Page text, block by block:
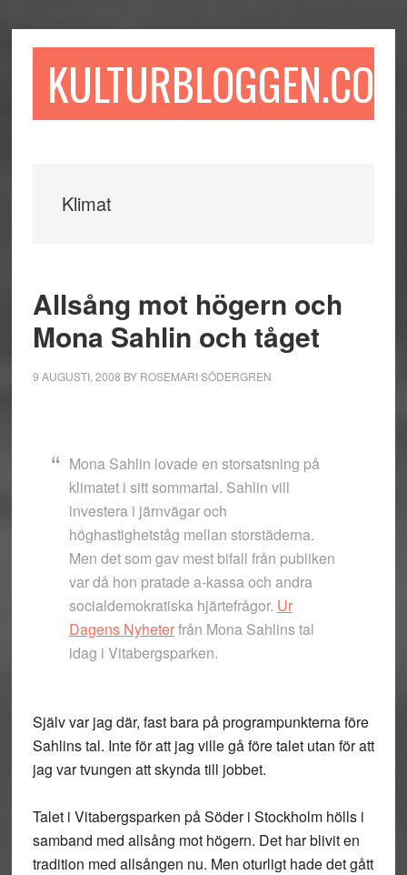
till
till
sidofältet
till
KULTURBLOGGEN.COM
Klimat
Allsång mot högern och
Mona Sahlin och tåget
9 AUGUSTI, 2008 BY ROSEMARI SÖDERGREN
Mona Sahlin lovade en storsatsning på
klimatet i sitt sommartal. Sahlin vill
investera i järnvägar och
höghastighetståg mellan storstäderna.
Men det som gav mest bifall från publiken
var då hon pratade a-kassa och andra
socialdemokratiska hjärtefrågor. Ur
Dagens Nyheterfrån Mona Sahlins tal
idag i Vitabergsparken.
Själv var jag där, fast bara på programpunkterna före
Sahlins tal. Inte för att jag ville gå före talet utan för att
jag var tvungen att skynda till jobbet.
Talet i Vitabergsparken på Söder i Stockholm hölls i
samband med allsång mot högern. Det har blivit en
tradition med allsången nu. Men oturligt hade det gått